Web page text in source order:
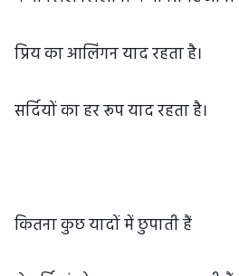
प्रिय का आलिंगन याद रहता है।
सर्दियों का हर रूप याद रहता है।
कितना कुछ यादों में छुपाती हैं